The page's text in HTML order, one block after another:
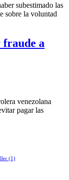
subestimado las
sobre la voluntad
fraude a
venezolana
pagar las
(1)